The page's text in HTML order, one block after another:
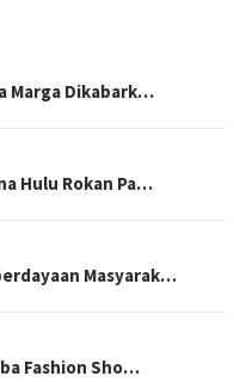
Marga Dikabark…
Hulu Rokan Pa…
Masyarak…
Fashion Sho…